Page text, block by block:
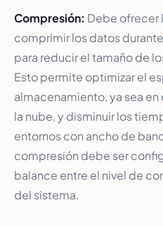
Compresión: Debe ofrecer
comprimir los datos
para reducir el tamaño de
Esto permite optimizar el
almacenamiento, ya sea
la nube, y disminuir los
entornos con ancho de
compresión debe ser
balance entre el nivel de
del sistema.